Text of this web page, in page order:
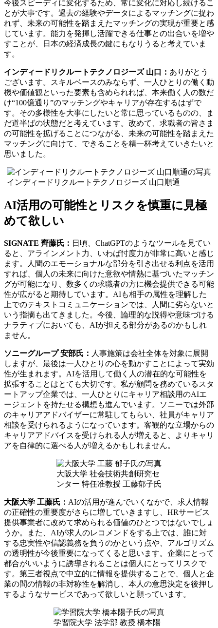
今後スピーディに変化するため、常に変化に対応し続けるこ
とが大事です。過去の経験やデータによるマッチングに捉わ
れず、未来の可能性を踏まえたマッチングの実現が重要と感
じています。能力を発揮し活躍できる仕事との出合いを増や
すことが、日本の経済成長の鍵にもなりうると考えていま
す。
インディードリクルートテクノロジーズ 山口： ありがとう
ございます。スキルベースのみならず、一人ひとりの働く動
機や価値観といった要素も含められれば、本来働く人の数だ
け“100億通り”のマッチングやキャリアが存在するはずで
す。その多様性を大事にしたいと常に思っているものの、ま
だ道半ばの状態だと考えています。改めて、求職者の皆さま
の可能性を拡げることにつながる、未来の可能性を踏まえた
マッチングに向けて、できることを精一杯考えていきたいと
思いました。
インディードリクルートテクノロジーズ 山口順通
AI活用の可能性とリスクを慎重に見極
めて欲しい
SIGNATE 齊藤氏： 日頃、ChatGPTのようなツールを見てい
ると、アラインメント力、いわば忖度力が非常に高いと感じ
ます。人間のエモーショナルな部分を引き出せる利点を活用
すれば、個人の未来に向けた意欲や情熱に基づいたマッチン
グが可能になり、数多くの求職者の方に機会提供できる可能
性が広がると期待しています。AIも相手の属性を理解した
上でのテキストコミュニケーションでは、人間に劣らないと
いう指摘も出てきました。今後、論理的な説得や意味づける
ナラティブにおいても、AIが担える部分があるのかもしれ
ません。
ソニーグループ 安部氏： 人事施策は会社全体を対象に展開
しますが、最後は一人ひとりの心を動かすことによって実効
性が生まれます。AIを活用して働く人の潜在的な可能性を
拡張することはとても大切です。私が顧問を務めているスタ
ートアップ企業では、一人ひとりにキャリア相談用のAIエ
ージェントを持たせる構想も進んでいます。ソニーでは外部
のキャリアアドバイザーに常駐してもらい、社員がキャリア
相談を受けられるようになっています。客観的な立場からの
キャリアアドバイスを受けられる人が増えると、よりキャリ
アを自律的に選べる人が増えるかもしれません。
大阪大学 社会技術共創研究セ
ンター 特任准教授 工藤郁子氏
大阪大学 工藤氏： AIの活用が進んでいくなかで、求人情報
の正確性の重要度がさらに増していきますし、HRサービス
提供事業者に改めて求められる価値のひとつではないでしょ
うか。また、AIが求人のレコメンドをする上では、誰に対
する忠実性や信認義務を負うのかという点や、アルゴリズム
の透明性が今後重要になってくると思います。企業にとって
都合がいいように誘導されることは個人にとってリスクで
す。第三者視点で中立的に情報を提供することで、個人と企
業の間の情報の非対称性を解消し、本人の意思決定を後押し
するようなサービスであって欲しいと願っています。
学習院大学 法学部 教授 橋本陽